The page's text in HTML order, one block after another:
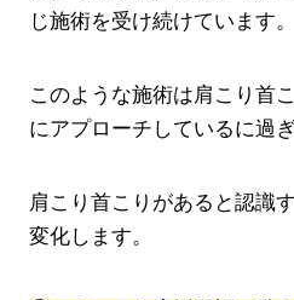
じ施術を受け続けています。
このような施術は肩こり首
にアプローチしているに過
肩こり首こりがあると認識
変化します。